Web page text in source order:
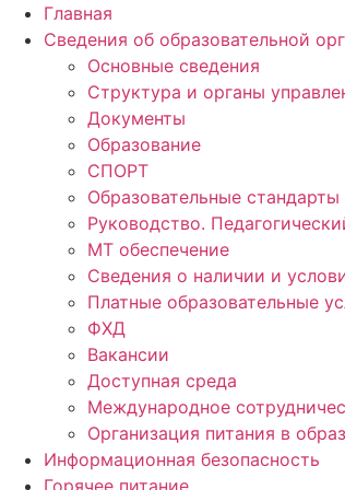
Перейти
содержимому
Главная
Сведения об образовательной
Основные сведения
Структура и органы
Документы
Образование
СПОРТ
Образовательные
Руководство.
МТ обеспечение
Сведения о наличии и
Платные образовательные
ФХД
Вакансии
Доступная среда
Международное
Организация питания в
Информационная безопасность
Горячее питание